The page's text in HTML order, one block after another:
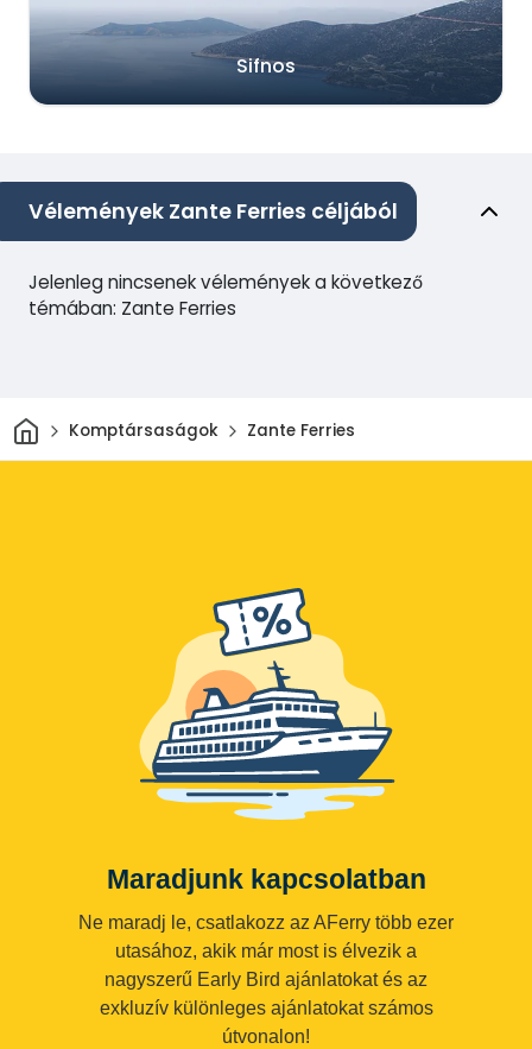
Sifnos
Vélemények Zante Ferries céljából
Jelenleg nincsenek vélemények a következő
témában: Zante Ferries
Otthon
Komptársaságok Zante Ferries
Maradjunk kapcsolatban
Ne maradj le, csatlakozz az AFerry több ezer
utasához, akik már most is élvezik a
nagyszerű Early Bird ajánlatokat és az
exkluzív különleges ajánlatokat számos
útvonalon!